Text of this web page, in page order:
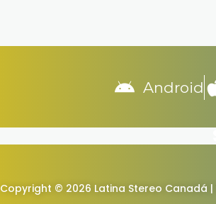
Android
Copyright © 2026 Latina Stereo Canadá